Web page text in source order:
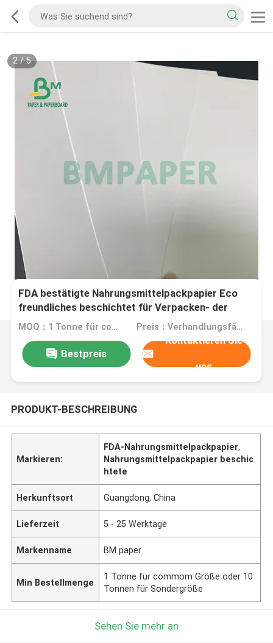
2/5
FDA bestätigte Nahrungsmittelpackpapier Eco
freundliches beschichtet für Verpacken- der
Lebensmittelkasten
MOQ：1 Tonne für commom Größe oder 10 Tonnen für Sondergröße Preis：Verhandlungsfähig
Bestpreis
Kontaktieren Sie
uns
PRODUKT-BESCHREIBUNG
Markieren:
FDA-Nahrungsmittelpackpapier,
Nahrungsmittelpackpapier beschic
htete
Herkunftsort Guangdong, China
Lieferzeit 5 - 25 Werktage
Markenname BM paper
Min Bestellmenge
1 Tonne für commom Größe oder 10
Tonnen für Sondergröße
Sehen Sie mehr an